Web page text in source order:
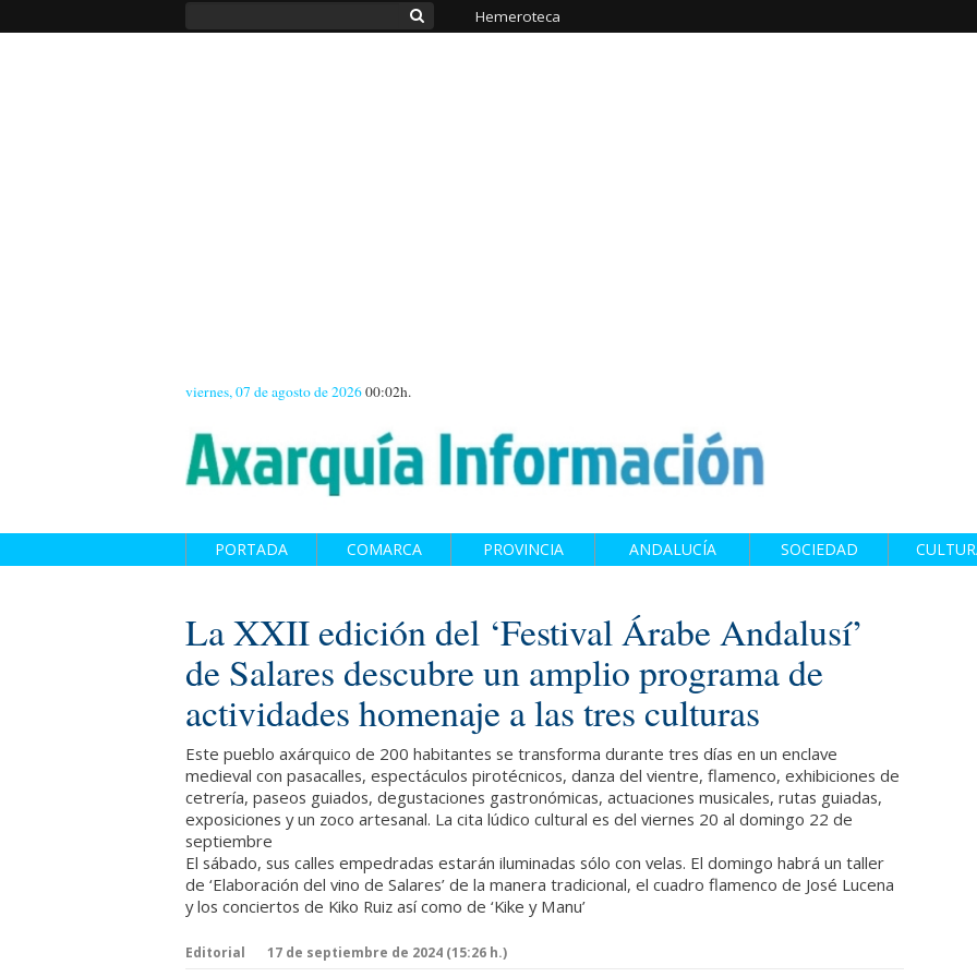
Hemeroteca
viernes, 07 de agosto de 202600:02h.
PORTADA COMARCA PROVINCIA ANDALUCÍA SOCIEDAD
La XXII edición del ‘Festival Árabe Andalusí’
de Salares descubre un amplio programa de
actividades homenaje a las tres culturas
Este pueblo axárquico de 200 habitantes se transforma durante tres días en un enclave
medieval con pasacalles, espectáculos pirotécnicos, danza del vientre, flamenco, exhibiciones de
cetrería, paseos guiados, degustaciones gastronómicas, actuaciones musicales, rutas guiadas,
exposiciones y un zoco artesanal. La cita lúdico cultural es del viernes 20 al domingo 22 de
septiembre
El sábado, sus calles empedradas estarán iluminadas sólo con velas. El domingo habrá un taller
de ‘Elaboración del vino de Salares’ de la manera tradicional, el cuadro flamenco de José Lucena
y los conciertos de Kiko Ruiz así como de ‘Kike y Manu’
Editorial 17 de septiembre de 2024 (15:26 h.)